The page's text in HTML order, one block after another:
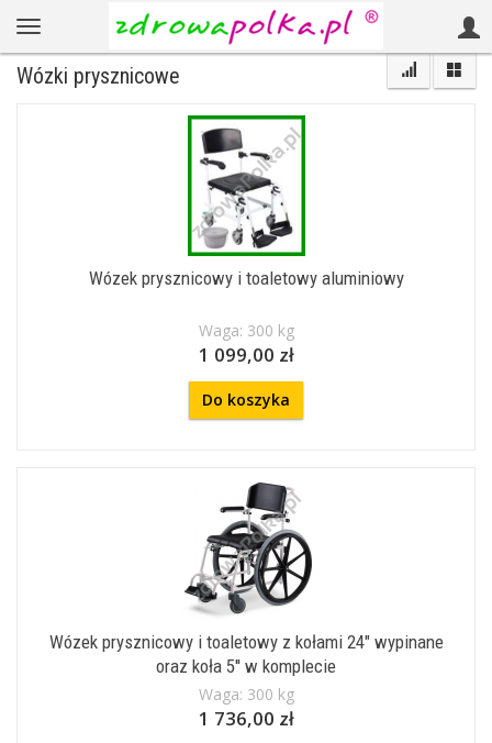
Wózki prysznicowe
Wózek prysznicowy i toaletowy aluminiowy
Waga: 300 kg
1 099,00 zł
Do koszyka
Wózek prysznicowy i toaletowy z kołami 24" wypinane
oraz koła 5'' w komplecie
Waga: 300 kg
1 736,00 zł